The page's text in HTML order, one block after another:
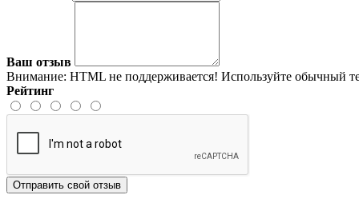
Ваш отзыв
Внимание: HTML не поддерживается! Используйте обычный
Рейтинг
Отправить свой отзыв